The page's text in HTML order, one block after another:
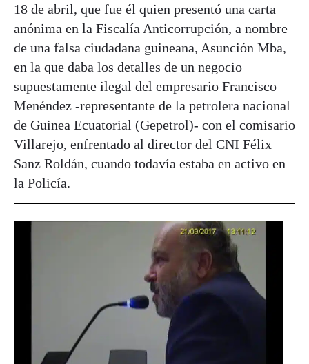
18 de abril, que fue él quien presentó una carta
anónima en la Fiscalía Anticorrupción, a nombre
de una falsa ciudadana guineana, Asunción Mba,
en la que daba los detalles de un negocio
supuestamente ilegal del empresario Francisco
Menéndez -representante de la petrolera nacional
de Guinea Ecuatorial (Gepetrol)- con el comisario
Villarejo, enfrentado al director del CNI Félix
Sanz Roldán, cuando todavía estaba en activo en
la Policía.